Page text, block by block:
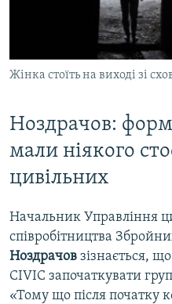
Жінка стоїть на виході зі
Ноздрачов:
мали ніякого
цивільних
Начальник Управління
співробітництва
Ноздрачов зізнається,
CIVIC започаткувати
«Тому що після початку